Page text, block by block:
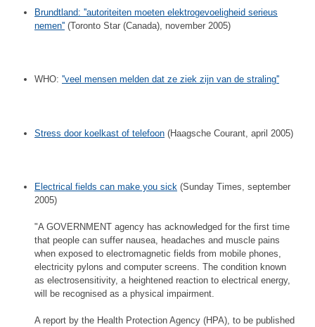
Brundtland: ''autoriteiten moeten elektrogevoeligheid serieus
nemen'' (Toronto Star (Canada), november 2005)
WHO: ''veel mensen melden dat ze ziek zijn van de straling''
Stress door koelkast of telefoon (Haagsche Courant, april 2005)
Electrical fields can make you sick (Sunday Times, september
2005)
"A GOVERNMENT agency has acknowledged for the first time
that people can suffer nausea, headaches and muscle pains
when exposed to electromagnetic fields from mobile phones,
electricity pylons and computer screens. The condition known
as electrosensitivity, a heightened reaction to electrical energy,
will be recognised as a physical impairment.
A report by the Health Protection Agency (HPA), to be published